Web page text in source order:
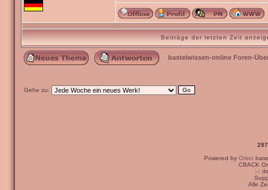
Beiträge der letzten Zeit
bastelwissen-online Foren-
Gehe zu:
Powered by Orion
CBACK
:-:
Alle